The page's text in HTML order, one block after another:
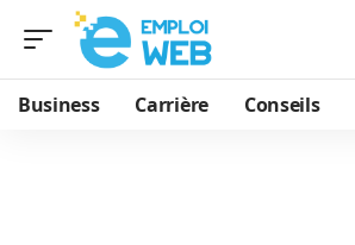
Business Carrière Conseils